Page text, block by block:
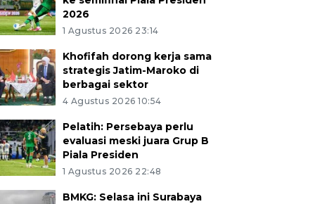
2026
1 Agustus 2026 23:14
Khofifah dorong kerja sama
strategis Jatim-Maroko di
berbagai sektor
4 Agustus 2026 10:54
Pelatih: Persebaya perlu
evaluasi meski juara Grup B
Piala Presiden
1 Agustus 2026 22:48
BMKG: Selasa ini Surabaya